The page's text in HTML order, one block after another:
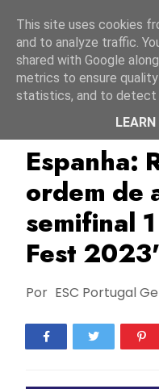
Benidorm Fest
Espanha:
ordem de
semifinal
Fest 2023'
Por ESC Portugal
This site uses cookies
and to analyze traffic.
shared with Google
metrics to ensure
statistics, and to detect